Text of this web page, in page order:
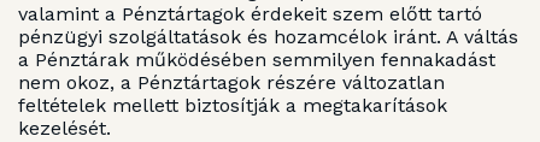
valamint a Pénztártagok érdekeit szem előtt tartó
pénzügyi szolgáltatások és hozamcélok iránt. A váltás
a Pénztárak működésében semmilyen fennakadást
nem okoz, a Pénztártagok részére változatlan
feltételek mellett biztosítják a megtakarítások
kezelését.